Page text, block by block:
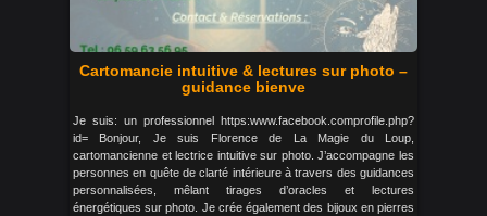
Cartomancie intuitive & lectures sur photo –
guidance bienve
Je suis: un professionnel https:www.facebook.comprofile.php?
id= Bonjour, Je suis Florence de La Magie du Loup,
cartomancienne et lectrice intuitive sur photo. J’accompagne les
personnes en quête de clarté intérieure à travers des guidances
personnalisées, mêlant tirages d’oracles et lectures
énergétiques sur photo. Je crée également des bijoux en pierres